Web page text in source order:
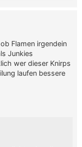
Flamen irgendein
Junkies
wer dieser Knirps
laufen bessere